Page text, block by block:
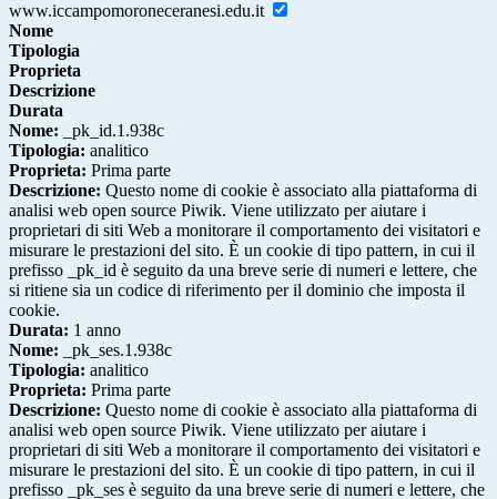
www.iccampomoroneceranesi.edu.it
Nome
Tipologia
Proprieta
Descrizione
Durata
Nome: _pk_id.1.938c
Tipologia: analitico
Proprieta: Prima parte
Descrizione: Questo nome di cookie è associato alla piattaforma di
analisi web open source Piwik. Viene utilizzato per aiutare i
proprietari di siti Web a monitorare il comportamento dei visitatori e
misurare le prestazioni del sito. È un cookie di tipo pattern, in cui il
prefisso _pk_id è seguito da una breve serie di numeri e lettere, che
si ritiene sia un codice di riferimento per il dominio che imposta il
cookie.
Durata: 1 anno
Nome: _pk_ses.1.938c
Tipologia: analitico
Proprieta: Prima parte
Descrizione: Questo nome di cookie è associato alla piattaforma di
analisi web open source Piwik. Viene utilizzato per aiutare i
proprietari di siti Web a monitorare il comportamento dei visitatori e
misurare le prestazioni del sito. È un cookie di tipo pattern, in cui il
prefisso _pk_ses è seguito da una breve serie di numeri e lettere, che